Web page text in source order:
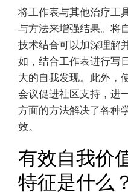
将工作表与其他治疗工
与方法来增强结果。将
技术结合可以加深理解
如，结合工作表进行写
大的自我发现。此外，
会议促进社区支持，进
方面的方法解决了各种
效。
有效自我价
特征是什么